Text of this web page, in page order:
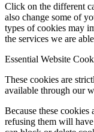
Click on the different
also change some of
types of cookies may
the services we are
Essential Website
These cookies are
available through our
Because these
refusing them will